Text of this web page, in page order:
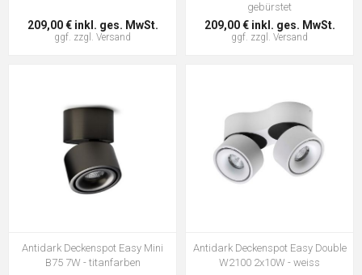
209,00 € inkl. ges. MwSt.
ggf. zzgl. Versand
gebürstet
209,00 € inkl. ges. MwSt.
ggf. zzgl. Versand
Antidark Deckenspot Easy Mini
B75 7W - titanfarben
Antidark Deckenspot Easy Double
W2100 2x10W - weiss